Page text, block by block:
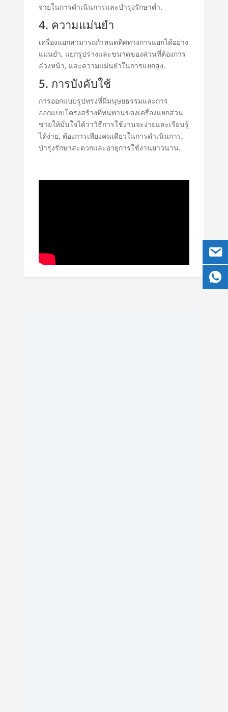
จ่ายในการดำเนินการและบำรุงรักษาต่ำ.
4. ความแม่นยำ
เครื่องแยกสามารถกำหนดทิศทางการแยกได้อย่าง
แม่นยำ, แยกรูปร่างและขนาดของส่วนที่ต้องการ
ล่วงหน้า, และความแม่นยำในการแยกสูง.
5. การบังคับใช้
การออกแบบรูปทรงที่มีมนุษยธรรมและการ
ออกแบบโครงสร้างที่ทนทานของเครื่องแยกส่วน
ช่วยให้มั่นใจได้ว่าวิธีการใช้งานจะง่ายและเรียนรู้
ได้ง่าย, ต้องการเพียงคนเดียวในการดำเนินการ,
บำรุงรักษาสะดวกและอายุการใช้งานยาวนาน.